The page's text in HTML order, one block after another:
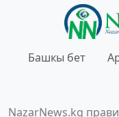
Башкы бет
NazarNews.kg